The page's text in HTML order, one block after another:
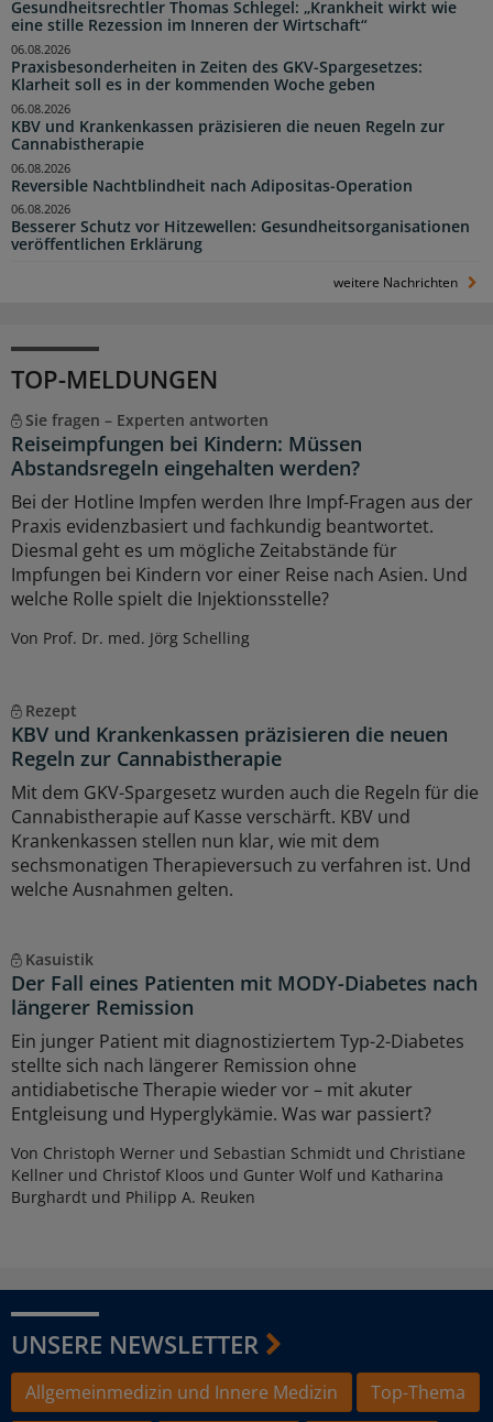
Gesundheitsrechtler Thomas Schlegel: „Krankheit wirkt wie
eine stille Rezession im Inneren der Wirtschaft“
Praxisbesonderheiten in Zeiten des GKV-Spargesetzes:
Klarheit soll es in der kommenden Woche geben
06.08.2026
KBV und Krankenkassen präzisieren die neuen Regeln zur
Cannabistherapie
06.08.2026
Reversible Nachtblindheit nach Adipositas-Operation
06.08.2026
Besserer Schutz vor Hitzewellen: Gesundheitsorganisationen
veröffentlichen Erklärung
06.08.2026
weitere Nachrichten
TOP-MELDUNGEN
Sie fragen – Experten antworten
Reiseimpfungen bei Kindern: Müssen
Abstandsregeln eingehalten werden?
Bei der Hotline Impfen werden Ihre Impf-Fragen aus der
Praxis evidenzbasiert und fachkundig beantwortet.
Diesmal geht es um mögliche Zeitabstände für
Impfungen bei Kindern vor einer Reise nach Asien. Und
welche Rolle spielt die Injektionsstelle?
Von Prof. Dr. med. Jörg Schelling
Rezept
KBV und Krankenkassen präzisieren die neuen
Regeln zur Cannabistherapie
Mit dem GKV-Spargesetz wurden auch die Regeln für die
Cannabistherapie auf Kasse verschärft. KBV und
Krankenkassen stellen nun klar, wie mit dem
sechsmonatigen Therapieversuch zu verfahren ist. Und
welche Ausnahmen gelten.
Kasuistik
Der Fall eines Patienten mit MODY-Diabetes nach
längerer Remission
Ein junger Patient mit diagnostiziertem Typ-2-Diabetes
stellte sich nach längerer Remission ohne
antidiabetische Therapie wieder vor – mit akuter
Entgleisung und Hyperglykämie. Was war passiert?
Von Christoph Werner und Sebastian Schmidt und Christiane
Kellner und Christof Kloos und Gunter Wolf und Katharina
Burghardt und Philipp A. Reuken
UNSERE NEWSLETTER
Allgemeinmedizin und Innere Medizin
Top-Thema